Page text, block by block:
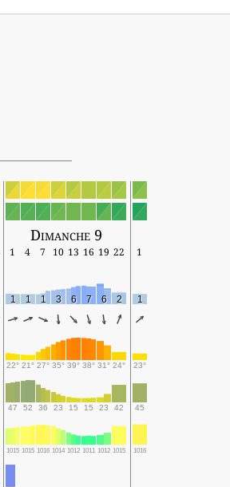
Dimanche 9
1 4 7 10 13 16 19 22
1
1 1 1 3 6 7 6 2 1
22° 21° 27° 35° 39° 38° 31° 24° 23°
47 52 36 23 15 15 23 42 45
1015 1015 1016 1014 1012 1011 1012 1015 1016